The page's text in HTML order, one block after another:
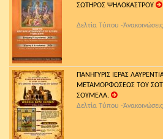
ΣΩΤΗΡΟΣ ΨΗΛΟΚΑΣΤΡΟΥ
Δελτία Τύπου -
ΠΑΝΗΓΥΡΙΣ ΙΕΡΑΣ
ΜΕΤΑΜΟΡΦΩΣΕΩΣ ΤΟΥ
ΣΟΥΜΕΛΑ.
Δελτία Τύπου -